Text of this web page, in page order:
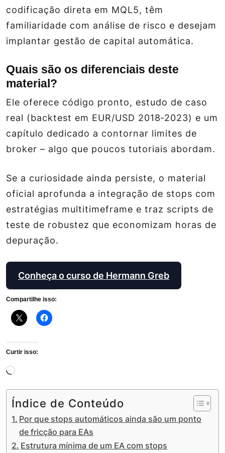
codificação direta em MQL5, têm
familiaridade com análise de risco e desejam
implantar gestão de capital automática.
Quais são os diferenciais deste
material?
Ele oferece código pronto, estudo de caso
real (backtest em EUR/USD 2018‑2023) e um
capítulo dedicado a contornar limites de
broker – algo que poucos tutoriais abordam.
Se a curiosidade ainda persiste, o material
oficial aprofunda a integração de stops com
estratégias multitimeframe e traz scripts de
teste de robustez que economizam horas de
depuração.
Conheça o curso de Hermann Greb
Compartilhe isso:
Curtir isso:
Carregando...
Índice de Conteúdo
Por que stops automáticos ainda são um ponto
de fricção para EAs
Estrutura mínima de um EA com stops